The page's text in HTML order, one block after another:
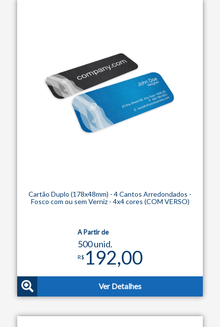
Cartão Duplo (178x48mm) - 4 Cantos Arredondados -
Fosco com ou sem Verniz - 4x4 cores (COM VERSO)
A Partir de
500 unid.
R$ 192,00
Ver Detalhes